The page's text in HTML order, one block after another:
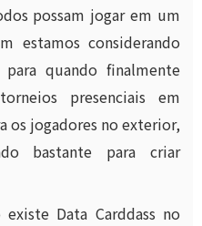
possam jogar em um
estamos considerando
quando finalmente
presenciais em
os jogadores no exterior,
bastante para criar
existe Data Carddass no